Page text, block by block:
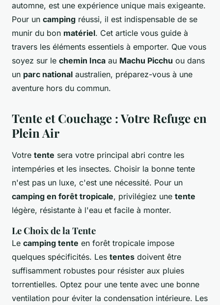
automne, est une expérience unique mais exigeante.
Pour un camping réussi, il est indispensable de se
munir du bon matériel. Cet article vous guide à
travers les éléments essentiels à emporter. Que vous
soyez sur le chemin Inca au Machu Picchu ou dans
un parc national australien, préparez-vous à une
aventure hors du commun.
Tente et Couchage : Votre Refuge en
Plein Air
Votre tente sera votre principal abri contre les
intempéries et les insectes. Choisir la bonne tente
n'est pas un luxe, c'est une nécessité. Pour un
camping en forêt tropicale, privilégiez une tente
légère, résistante à l'eau et facile à monter.
Le Choix de la Tente
Le camping tente en forêt tropicale impose
quelques spécificités. Les tentes doivent être
suffisamment robustes pour résister aux pluies
torrentielles. Optez pour une tente avec une bonne
ventilation pour éviter la condensation intérieure. Les